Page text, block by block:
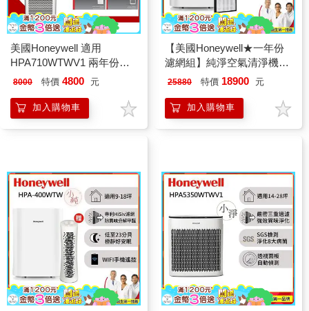
美國Honeywell 適用
HPA710WTWV1 兩年份專
用濾網組(HEPA濾網HRF-
濾網HRF-L710 x2盒)
8000 特價 4800 元
加入購物車
【美國Honeywell★一年份
濾網組】純淨空氣清淨機
HPA-400WTW (小純)
25880 特價 18900 元
加入購物車